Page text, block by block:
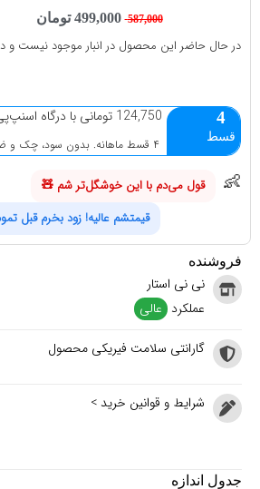
فروشنده
نی نی استار
عملکرد عالی
گارانتی سلامت فیریکی محصول
شرایط و قوانین خرید >
587,000
499,000 تومان
در حال حاضر این محصول در انبار موجود نیست و
4
قسط
124,750 تومانی با درگاه اسنپ‌پی
۴ قسط ماهانه. بدون سود، چک و ضامن.
👶 قول می‌دم با این خوشگل‌تر شم 🧸
جدول اندازه